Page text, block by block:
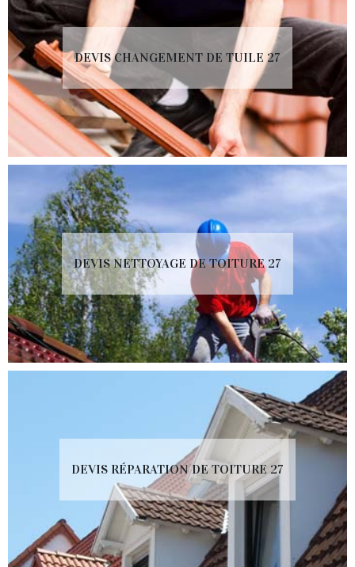
DEVIS CHANGEMENT DE TUILE 27
DEVIS NETTOYAGE DE TOITURE 27
DEVIS RÉPARATION DE TOITURE 27